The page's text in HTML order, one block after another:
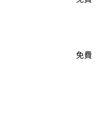
免費